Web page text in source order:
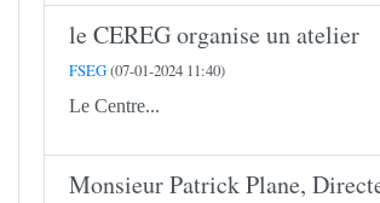
le CEREG organise un atelier
FSEG(07-01-2024 11:40)
Le Centre...
Monsieur Patrick Plane,